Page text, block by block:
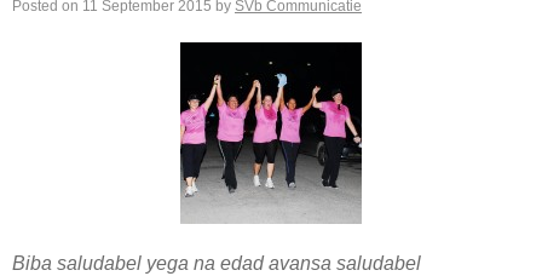
Posted on 11 September 2015 by SVb Communicatie
Biba saludabel yega na edad avansa saludabel